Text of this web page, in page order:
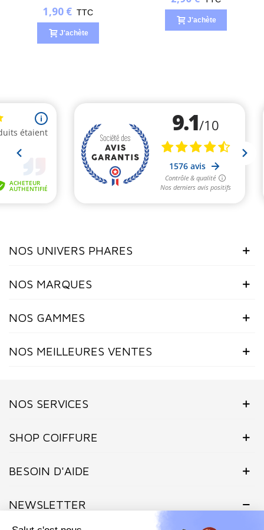
1,90 € TTC
J'achète
J'achète
NOS UNIVERS PHARES
NOS MARQUES
NOS GAMMES
NOS MEILLEURES VENTES
NOS SERVICES
SHOP COIFFURE
BESOIN D'AIDE
NEWSLETTER